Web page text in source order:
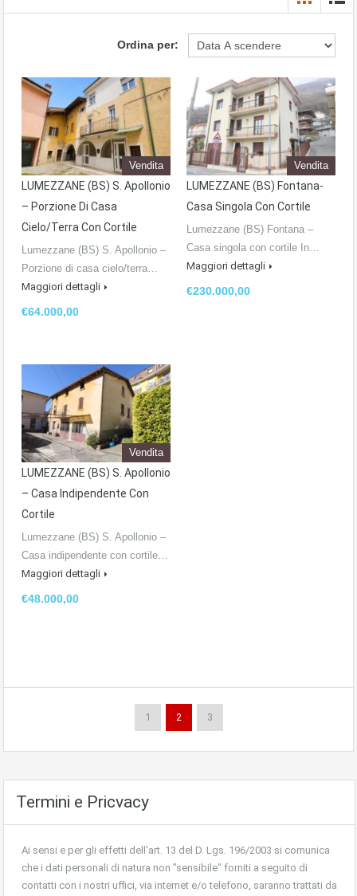
Ordina per:
Vendita
LUMEZZANE (BS) S. Apollonio
– Porzione Di Casa
Cielo/terra Con Cortile
Lumezzane (BS) S. Apollonio –
Porzione di casa cielo/terra…
Maggiori dettagli
€64.000,00
Vendita
LUMEZZANE (BS) Fontana-
Casa Singola Con Cortile
Lumezzane (BS) Fontana –
Casa singola con cortile In…
Maggiori dettagli
€230.000,00
Vendita
LUMEZZANE (BS) S. Apollonio
– Casa Indipendente Con
Cortile
Lumezzane (BS) S. Apollonio –
Casa indipendente con cortile…
Maggiori dettagli
€48.000,00
1 2 3
Termini e Pricvacy
Ai sensi e per gli effetti dell'art. 13 del D. Lgs. 196/2003 si comunica
che i dati personali di natura non "sensibile" forniti a seguito di
contatti con i nostri uffici, via internet e/o telefono, saranno trattati da